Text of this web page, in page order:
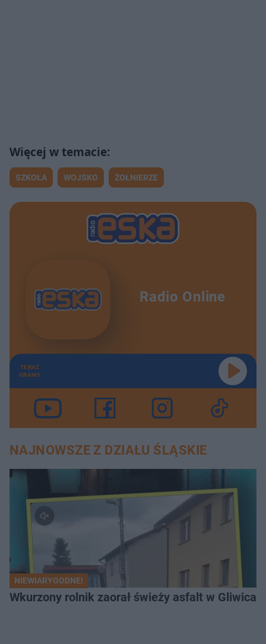
SZKOŁA WOJSKO ŻOŁNIERZE
Radio Online
TERAZ
GRAMY
NAJNOWSZE Z DZIAŁU ŚLĄSKIE
NIEWIARYGODNE!
Wkurzony rolnik zaorał świeży asfalt w